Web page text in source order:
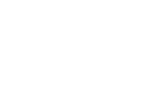
gest či potiahnutia prstom.